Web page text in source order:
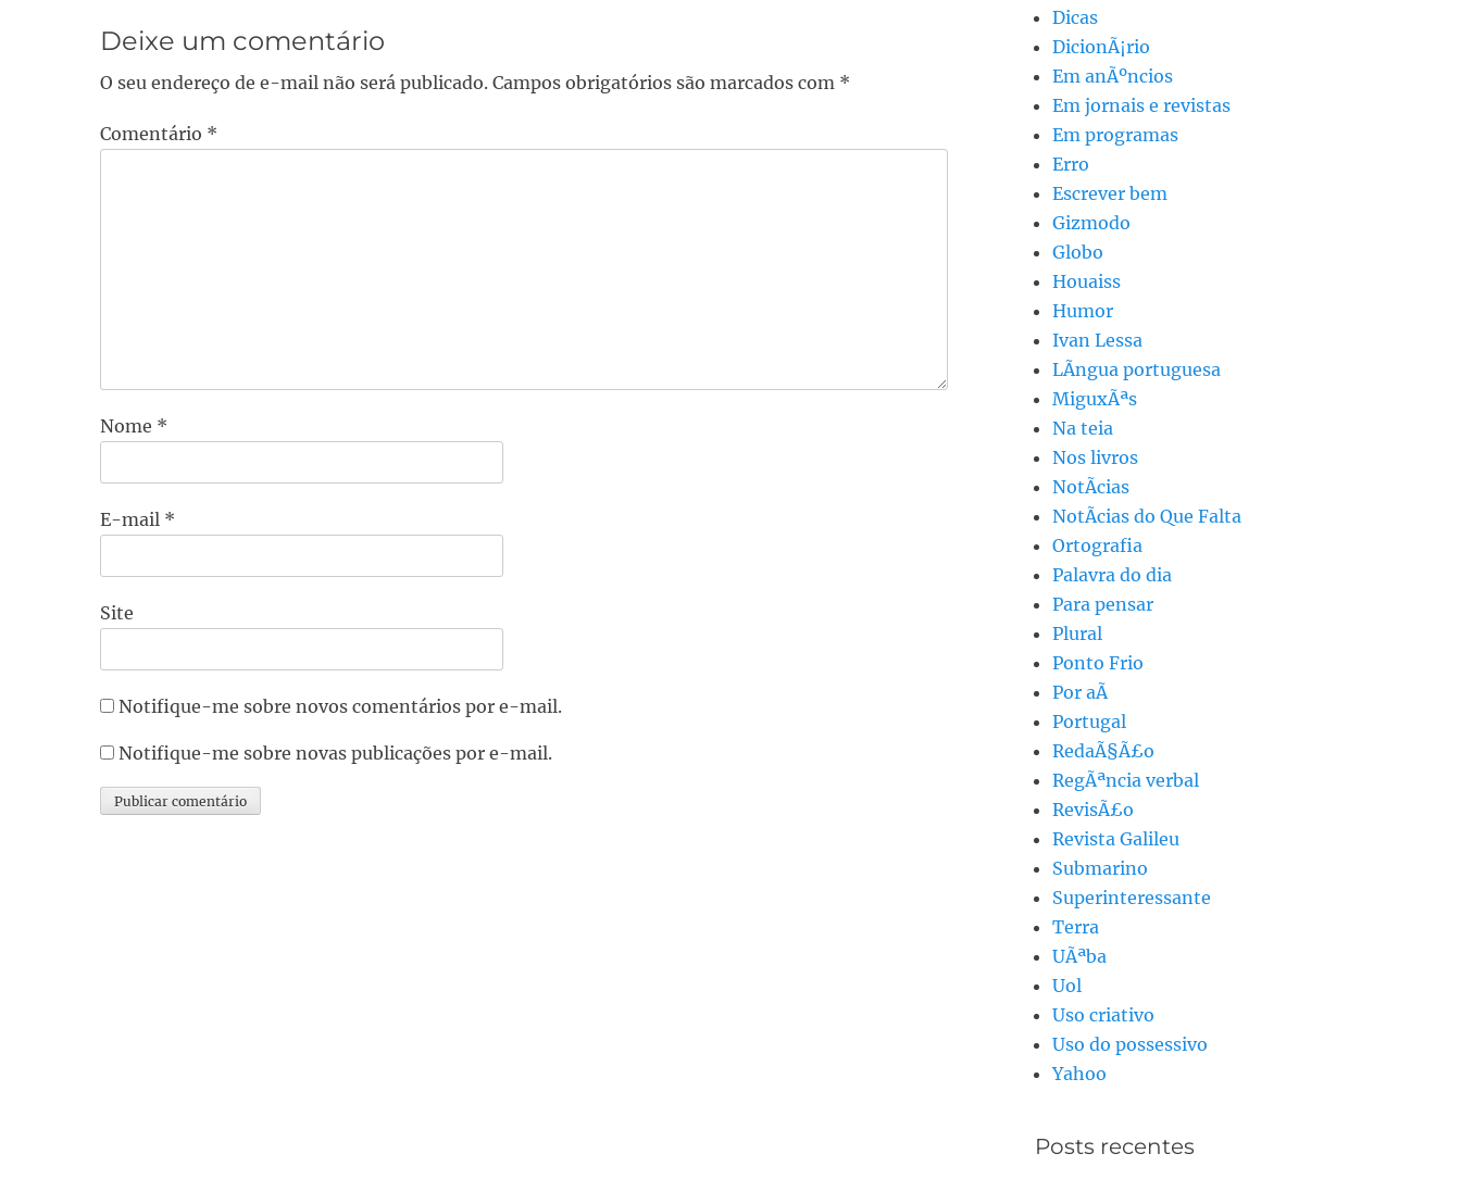
Deixe um comentário
O seu endereço de e-mail não será publicado. Campos obrigatórios são marcados com *
Comentário *
Nome *
E-mail *
Site
Notifique-me sobre novos comentários por e-mail.
Notifique-me sobre novas publicações por e-mail.
Dicas
DicionÃ¡rio
Em anÃºncios
Em jornais e revistas
Em programas
Erro
Escrever bem
Gizmodo
Globo
Houaiss
Humor
Ivan Lessa
LÃ­ngua portuguesa
MiguxÃªs
Na teia
Nos livros
NotÃ­cias
NotÃ­cias do Que Falta
Ortografia
Palavra do dia
Para pensar
Plural
Ponto Frio
Por aÃ­
Portugal
RedaÃ§Ã£o
RegÃªncia verbal
RevisÃ£o
Revista Galileu
Submarino
Superinteressante
Terra
UÃªba
Uol
Uso criativo
Uso do possessivo
Yahoo
Posts recentes